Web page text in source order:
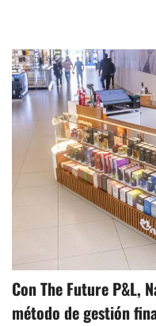
Con The Future P&L,
método de gestión